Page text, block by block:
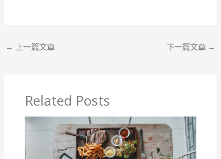
← 上一篇文章 下一篇文章 →
Related Posts